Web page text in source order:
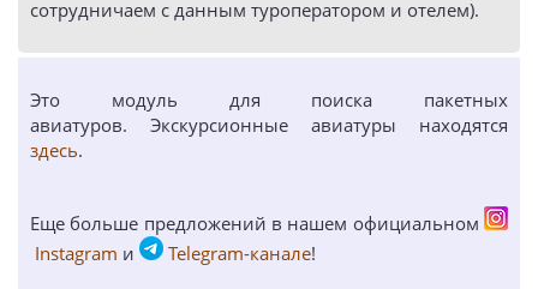
сотрудничаем с данным туроператором и отелем).
Это модуль для поиска пакетных
авиатуров. Экскурсионные авиатуры находятся
здесь.
Еще больше предложений в нашем официальном
Instagram и Telegram-канале!